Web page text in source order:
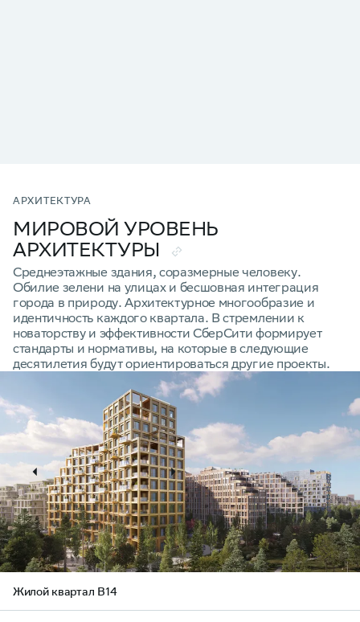
АРХИТЕКТУРА
МИРОВОЙ УРОВЕНЬ
АРХИТЕКТУРЫ
Среднеэтажные здания, соразмерные человеку.
Обилие зелени на улицах и бесшовная интеграция
города в природу. Архитектурное многообразие и
идентичность каждого квартала. В стремлении к
новаторству и эффективности СберСити формирует
стандарты и нормативы, на которые в следующие
десятилетия будут ориентироваться другие проекты.
Жилой квартал В14